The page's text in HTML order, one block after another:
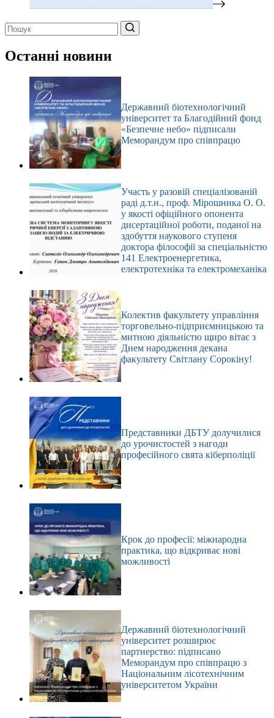
результатів
Останні новини
Державний біотехнологічний
університет та Благодійний фонд
«Безпечне небо» підписали
Меморандум про співпрацю
Участь у разовій спеціалізованій
раді д.т.н., проф. Мірошника О. О.
у якості офіційного опонента
дисертаційної роботи, поданої на
здобуття наукового ступеня
доктора філософії за спеціальністю
141 Електроенергетика,
електротехніка та електромеханіка
Колектив факультету управління
торговельно-підприємницькою та
митною діяльністю щиро вітає з
Днем народження декана
факультету Світлану Сорокіну!
Представники ДБТУ долучилися
до урочистостей з нагоди
професійного свята кіберполіції
Крок до професії: міжнародна
практика, що відкриває нові
можливості
Державний біотехнологічний
університет розширює
партнерство: підписано
Меморандум про співпрацю з
Національним лісотехнічним
університетом України